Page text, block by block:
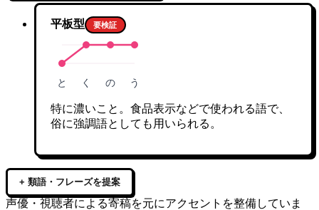
平板型 要検証
と く の う
特に濃いこと。食品表示などで使われる語で、
俗に強調語としても用いられる。
+ 類語・フレーズを提案
声優・視聴者による寄稿を元にアクセントを整備していま